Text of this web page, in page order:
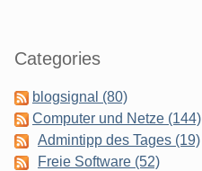
Categories
blogsignal (80)
Computer und Netze (144)
Admintipp des Tages (19)
Freie Software (52)